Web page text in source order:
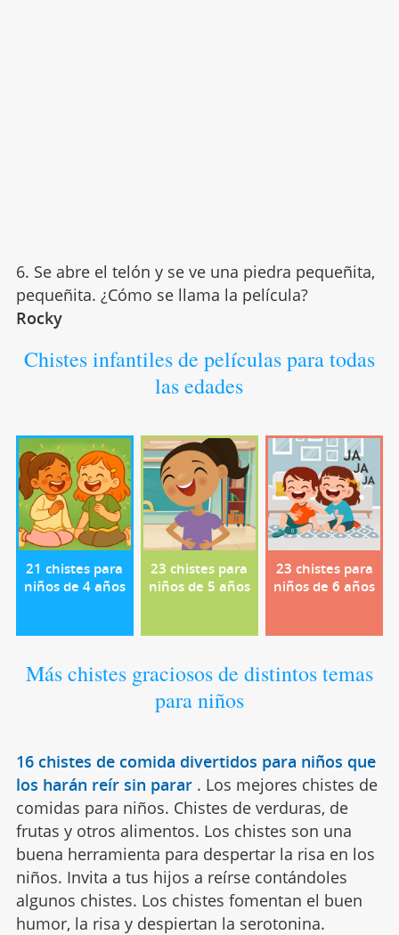
6. Se abre el telón y se ve una piedra pequeñita,
pequeñita. ¿Cómo se llama la película?
Rocky
Chistes infantiles de películas para todas
las edades
21 chistes para
niños de 4 años
23 chistes para
niños de 5 años
23 chistes para
niños de 6 años
Más chistes graciosos de distintos temas
para niños
16 chistes de comida divertidos para niños que
los harán reír sin parar . Los mejores chistes de
comidas para niños. Chistes de verduras, de
frutas y otros alimentos. Los chistes son una
buena herramienta para despertar la risa en los
niños. Invita a tus hijos a reírse contándoles
algunos chistes. Los chistes fomentan el buen
humor, la risa y despiertan la serotonina.